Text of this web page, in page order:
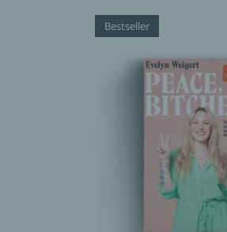
Bestseller